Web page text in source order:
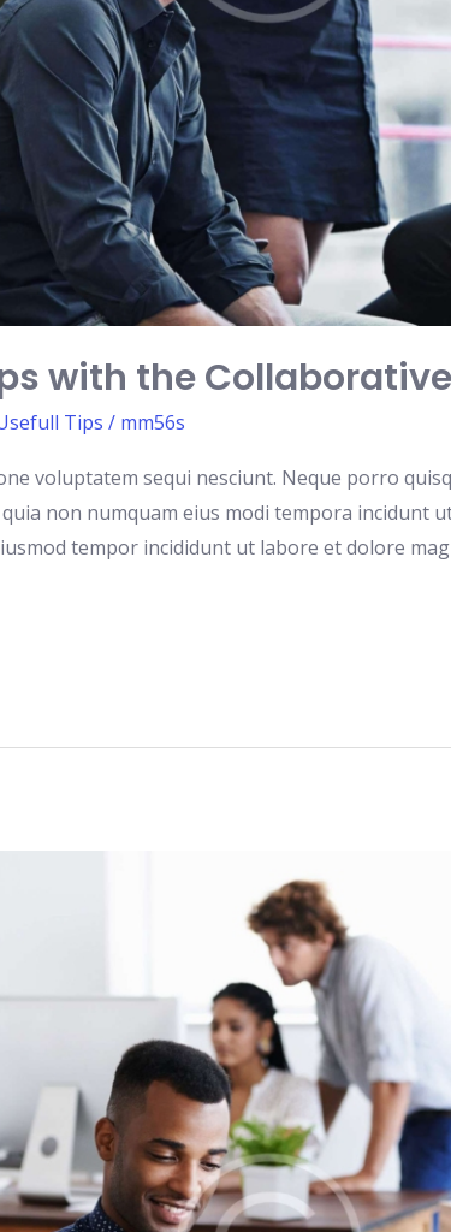
with the
Tips / mm56s
voluptatem sequi nesciunt. Neque porro
non numquam eius modi tempora incidunt
tempor incididunt ut labore et dolore